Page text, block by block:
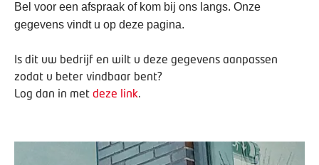
Bel voor een afspraak of kom bij ons langs. Onze
gegevens vindt u op deze pagina.
Is dit uw bedrijf en wilt u deze gegevens aanpassen
zodat u beter vindbaar bent?
Log dan in met deze link.